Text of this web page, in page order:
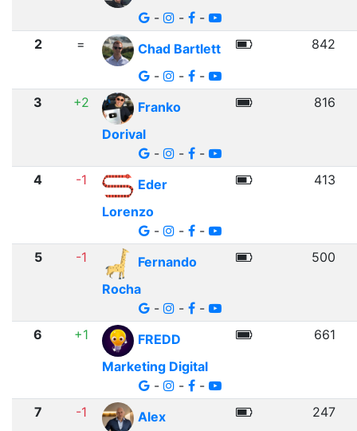
-
- -
2 =
Chad Bartlett
-
- -
842
3 +2
Franko
Dorival
-
- -
816
4 -1
Eder
Lorenzo
-
- -
413
5 -1
Fernando
Rocha
-
- -
500
6 +1
FREDD
Marketing Digital
-
- -
661
7 -1 Alex 247